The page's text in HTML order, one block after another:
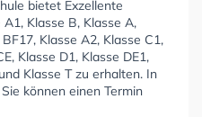
bietet Exzellente
Klasse B, Klasse A,
Klasse A2, Klasse C1,
Klasse D1, Klasse DE1,
Klasse T zu erhalten. In
können einen Termin